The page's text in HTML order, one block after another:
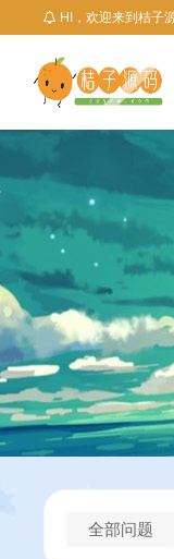
HI，欢迎来到桔子
全部问题